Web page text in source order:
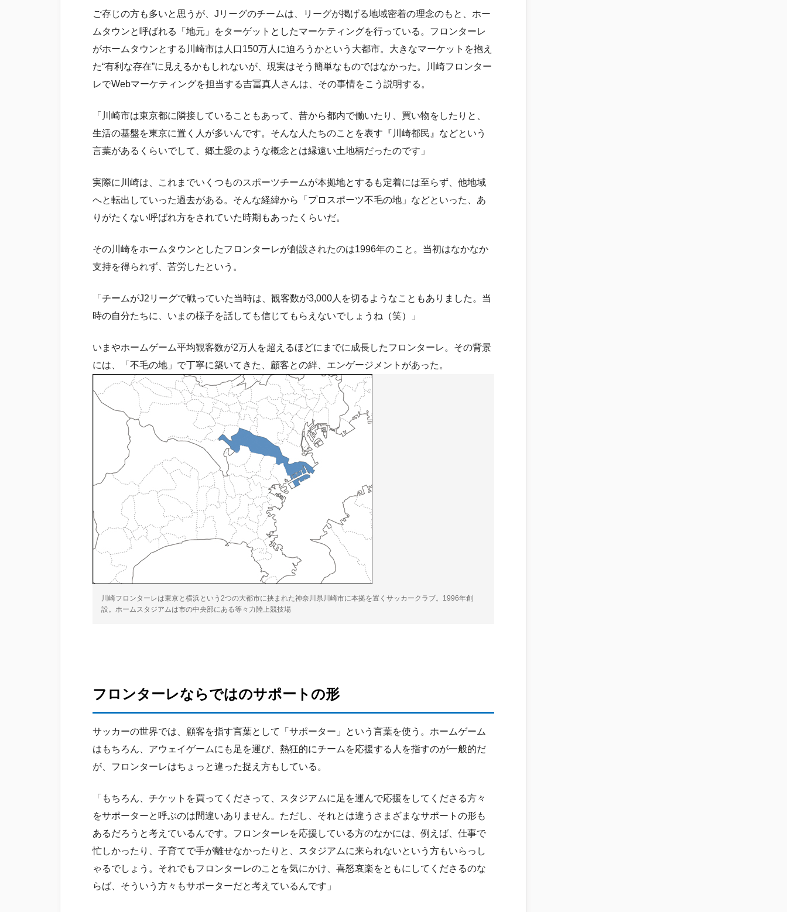
ご存じの方も多いと思うが、Jリーグのチームは、リーグが掲げる地域密着の理念のもと、ホー
ムタウンと呼ばれる「地元」をターゲットとしたマーケティングを行っている。フロンターレ
がホームタウンとする川崎市は人口150万人に迫ろうかという大都市。大きなマーケットを抱え
た“有利な存在”に見えるかもしれないが、現実はそう簡単なものではなかった。川崎フロンター
レでWebマーケティングを担当する吉冨真人さんは、その事情をこう説明する。
「川崎市は東京都に隣接していることもあって、昔から都内で働いたり、買い物をしたりと、
生活の基盤を東京に置く人が多いんです。そんな人たちのことを表す『川崎都民』などという
言葉があるくらいでして、郷土愛のような概念とは縁遠い土地柄だったのです」
実際に川崎は、これまでいくつものスポーツチームが本拠地とするも定着には至らず、他地域
へと転出していった過去がある。そんな経緯から「プロスポーツ不毛の地」などといった、あ
りがたくない呼ばれ方をされていた時期もあったくらいだ。
その川崎をホームタウンとしたフロンターレが創設されたのは1996年のこと。当初はなかなか
支持を得られず、苦労したという。
「チームがJ2リーグで戦っていた当時は、観客数が3,000人を切るようなこともありました。当
時の自分たちに、いまの様子を話しても信じてもらえないでしょうね（笑）」
いまやホームゲーム平均観客数が2万人を超えるほどにまでに成長したフロンターレ。その背景
には、「不毛の地」で丁寧に築いてきた、顧客との絆、エンゲージメントがあった。
川崎フロンターレは東京と横浜という2つの大都市に挟まれた神奈川県川崎市に本拠を置くサッカークラブ。1996年創
設。ホームスタジアムは市の中央部にある等々力陸上競技場
フロンターレならではのサポートの形
サッカーの世界では、顧客を指す言葉として「サポーター」という言葉を使う。ホームゲーム
はもちろん、アウェイゲームにも足を運び、熱狂的にチームを応援する人を指すのが一般的だ
が、フロンターレはちょっと違った捉え方もしている。
「もちろん、チケットを買ってくださって、スタジアムに足を運んで応援をしてくださる方々
をサポーターと呼ぶのは間違いありません。ただし、それとは違うさまざまなサポートの形も
あるだろうと考えているんです。フロンターレを応援している方のなかには、例えば、仕事で
忙しかったり、子育てで手が離せなかったりと、スタジアムに来られないという方もいらっし
ゃるでしょう。それでもフロンターレのことを気にかけ、喜怒哀楽をともにしてくださるのな
らば、そういう方々もサポーターだと考えているんです」